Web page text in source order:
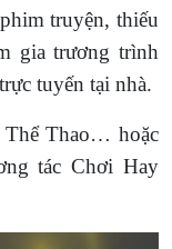
truyện, thiếu
gia trương trình
tuyến tại nhà.
Thao… hoặc
tác Chơi Hay